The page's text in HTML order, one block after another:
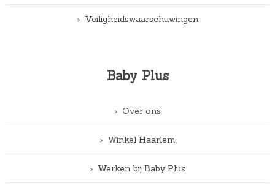
Veiligheidswaarschuwingen
Baby Plus
Over ons
Winkel Haarlem
Werken bij Baby Plus